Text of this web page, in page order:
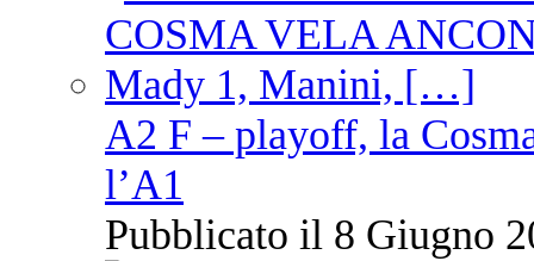
A2 F – playoff, la
l’A1
Pubblicato il 8 Giugno